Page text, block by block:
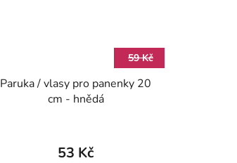
59 Kč
Paruka / vlasy pro panenky 20
cm - hnědá
53 Kč